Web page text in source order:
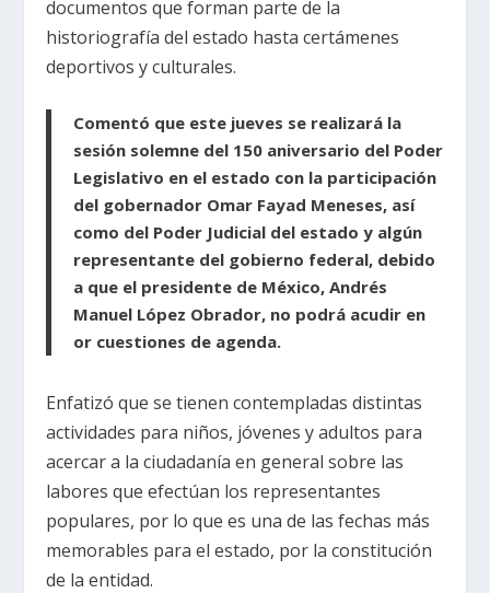
documentos que forman parte de la
historiografía del estado hasta certámenes
deportivos y culturales.
Comentó que este jueves se realizará la
sesión solemne del 150 aniversario del Poder
Legislativo en el estado con la participación
del gobernador Omar Fayad Meneses, así
como del Poder Judicial del estado y algún
representante del gobierno federal, debido
a que el presidente de México, Andrés
Manuel López Obrador, no podrá acudir en
or cuestiones de agenda.
Enfatizó que se tienen contempladas distintas
actividades para niños, jóvenes y adultos para
acercar a la ciudadanía en general sobre las
labores que efectúan los representantes
populares, por lo que es una de las fechas más
memorables para el estado, por la constitución
de la entidad.